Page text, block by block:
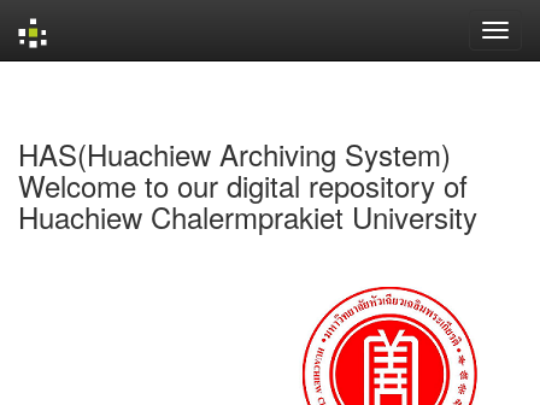
HAS(Huachiew Archiving System)
Welcome to our digital repository of
Huachiew Chalermprakiet University